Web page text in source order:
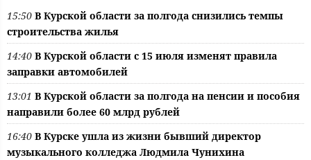
15:50 В Курской области за полгода снизились темпы
строительства жилья
14:40 В Курской области с 15 июля изменят правила
заправки автомобилей
13:01 В Курской области за полгода на пенсии и пособия
направили более 60 млрд рублей
16:40 В Курске ушла из жизни бывший директор
музыкального колледжа Людмила Чунихина